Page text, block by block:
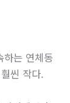
하는 연체동
씬 작다.